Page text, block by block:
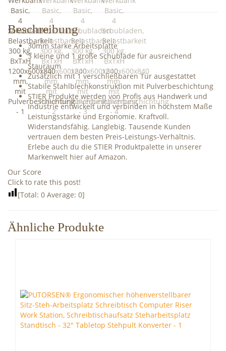
Beschreibung
30mm starke Arbeitsplatte
3 kleine und 1 große Schublade für ausreichend
Stauraum
Zusätzlich mit 1 verschließbaren Tür ausgestattet
Stabile Stahlblechkonstruktion mit Pulverbeschichtung
STIER Produkte werden von Profis aus Handwerk und
Industrie entwickelt und verbinden in höchstem Maße
Leistungsstärke und Ergonomie. Kraftvoll.
Widerstandsfähig. Langlebig. Tausende Kunden
vertrauen dem besten Preis-Leistungs-Verhältnis.
Erlebe auch du die STIER Produktpalette in unserer
Markenwelt hier auf Amazon.
Our Score
Click to rate this post!
[Total: 0 Average: 0]
Ähnliche Produkte